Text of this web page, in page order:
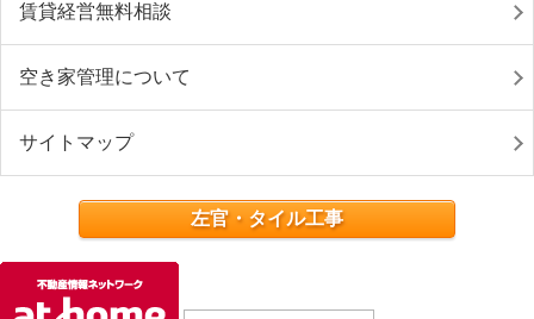
賃貸経営無料相談
空き家管理について
サイトマップ
左官・タイル工事